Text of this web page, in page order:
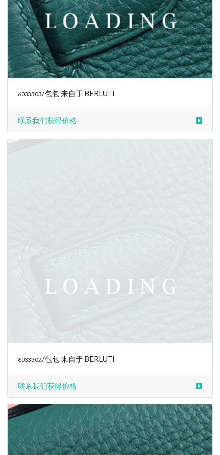
6033304 /包包 来自于 BERLUTI